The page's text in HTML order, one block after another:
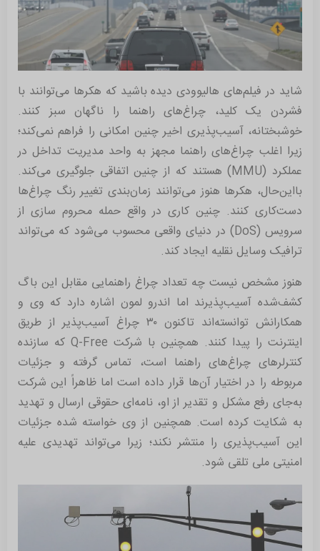
شاید در فیلم‌های هالیوودی دیده باشید که هکرها می‌توانند با
فشردن یک کلید، چراغ‌های راهنما را ناگهان سبز کنند.
خوشبختانه، آسیب‌پذیری اخیر چنین امکانی را فراهم نمی‌کند؛
زیرا اغلب چراغ‌های راهنما مجهز به واحد مدیریت تداخل در
عملکرد (MMU) هستند که از چنین اتفاقی جلوگیری می‌کند.
بااین‌حال، هکرها هنوز می‌توانند زمان‌بندی تغییر رنگ چراغ‌ها
دست‌کاری کنند. چنین کاری در واقع حمله محروم سازی از
سرویس (DoS) در دنیای واقعی محسوب می‌شود که می‌تواند
ترافیک وسایل نقلیه ایجاد کند.
هنوز مشخص نیست چه تعداد چراغ راهنمایی مقابل این باگ
کشف‌شده آسیب‌پذیرند اما اندرو لمون اشاره دارد که وی و
همکارانش توانسته‌اند تاکنون ۳۰ چراغ آسیب‌پذیر از طریق
اینترنت را پیدا کنند. همچنین با شرکت Q-Free که سازنده
کنترلرهای چراغ‌های راهنما است، تماس گرفته و جزئیات
مربوطه را در اختیار آن‌ها قرار داده است اما ظاهراً این شرکت
به‌جای رفع مشکل و تقدیر از او، نامه‌ای حقوقی ارسال و تهدید
به شکایت کرده است. همچنین از وی خواسته شده جزئیات
این آسیب‌پذیری را منتشر نکند؛ زیرا می‌تواند تهدیدی علیه
امنیتی ملی تلقی شود.